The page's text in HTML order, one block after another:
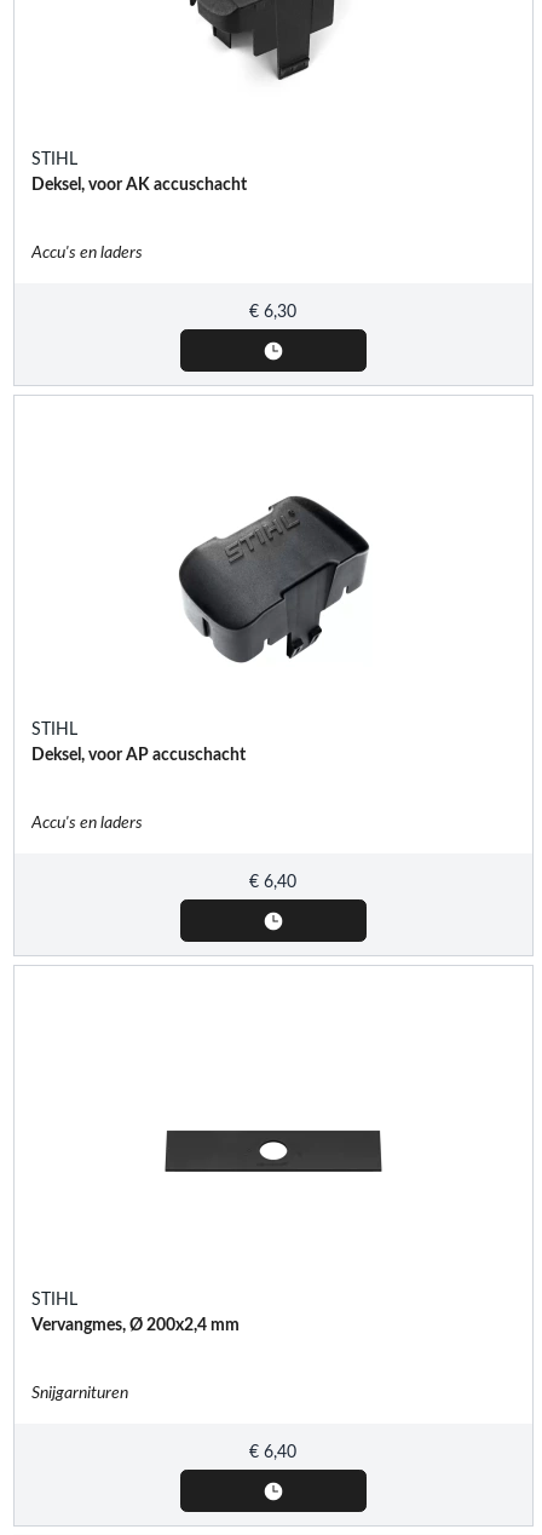
STIHL
Deksel, voor AK accuschacht
Accu's en laders
€ 6,30
STIHL
Deksel, voor AP accuschacht
Accu's en laders
€ 6,40
STIHL
Vervangmes, Ø 200x2,4 mm
Snijgarnituren
€ 6,40